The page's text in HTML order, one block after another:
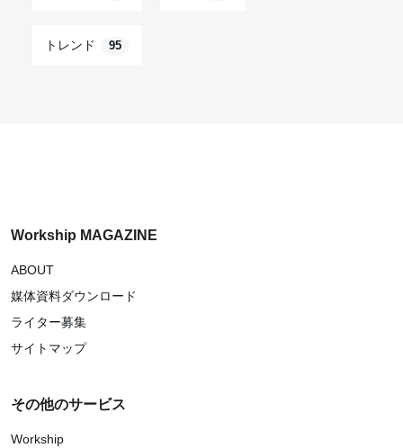
トレンド 95
Workship MAGAZINE
ABOUT
媒体資料ダウンロード
ライター募集
サイトマップ
その他のサービス
Workship